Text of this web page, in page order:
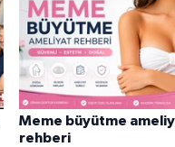
Meme büyütme
rehberi